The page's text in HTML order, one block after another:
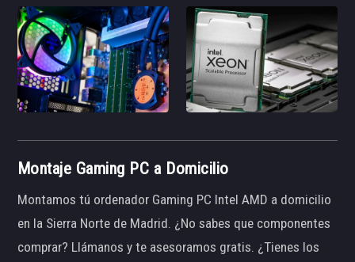
Montaje Gaming PC a Domicilio
Montamos tú ordenador Gaming PC Intel AMD a domicilio
en la Sierra Norte de Madrid. ¿No sabes que componentes
comprar? Llámanos y te asesoramos gratis. ¿Tienes los